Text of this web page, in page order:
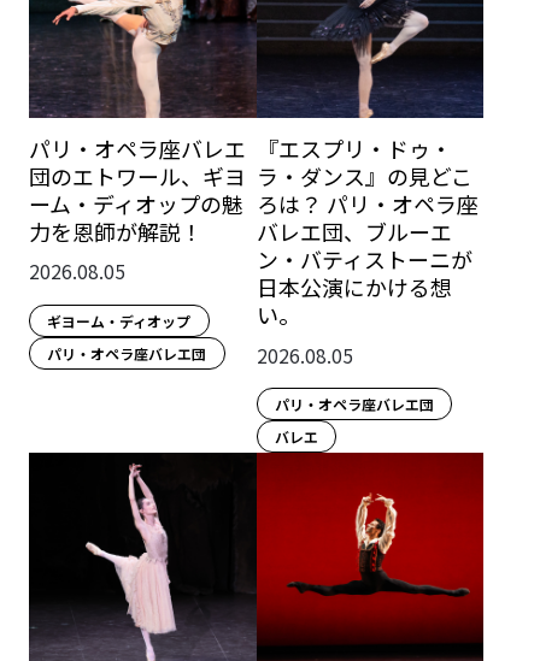
パリ・オペラ座バレエ
団のエトワール、ギヨ
ーム・ディオップの魅
力を恩師が解説！
2026.08.05
ギヨーム・ディオップ
パリ・オペラ座バレエ団
『エスプリ・ドゥ・
ラ・ダンス』の見どこ
ろは？ パリ・オペラ座
バレエ団、ブルーエ
ン・バティストーニが
日本公演にかける想
い。
2026.08.05
パリ・オペラ座バレエ団
バレエ